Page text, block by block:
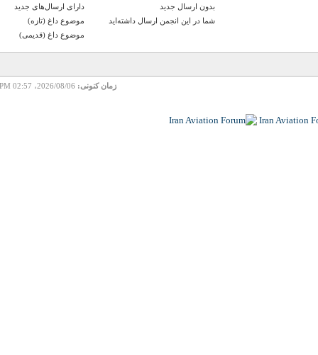
دارای ارسال‌های جدید‌
موضوع داغ (تازه‌)
موضوع داغ (قدیمی)
بدون ارسال جدید‌
شما در این انجمن ارسال داشته‌اید
زمان کنونی:2026/08/06، 02:57 PM